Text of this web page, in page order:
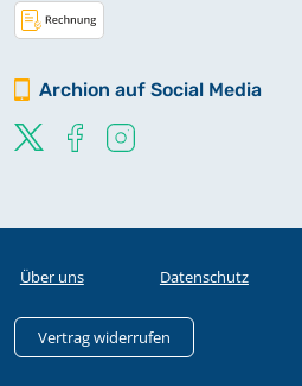
Archion auf Social Media
Über uns Datenschutz
Vertrag widerrufen